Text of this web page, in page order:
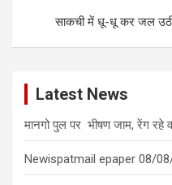
साकची में धू-धू कर जल उठी
Latest News
मानगो पुल पर भीषण जाम, रेंग रहे
Newispatmail epaper 08/